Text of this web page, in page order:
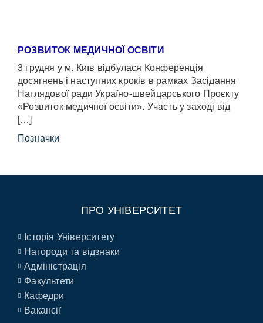
РОЗВИТОК МЕДИЧНОЇ ОСВІТИ
3 грудня у м. Київ відбулася Конференція
досягнень і наступних кроків в рамках Засідання
Наглядової ради Україно-швейцарського Проєкту
«Розвиток медичної освіти». Участь у заході від
[…]
Позначки
ПРО УНІВЕРСИТЕТ
Історія Університету
Нагороди та відзнаки
Адміністрація
Факультети
Кафедри
Вакансії